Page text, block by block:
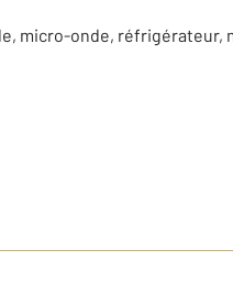
micro-onde, réfrigérateur,